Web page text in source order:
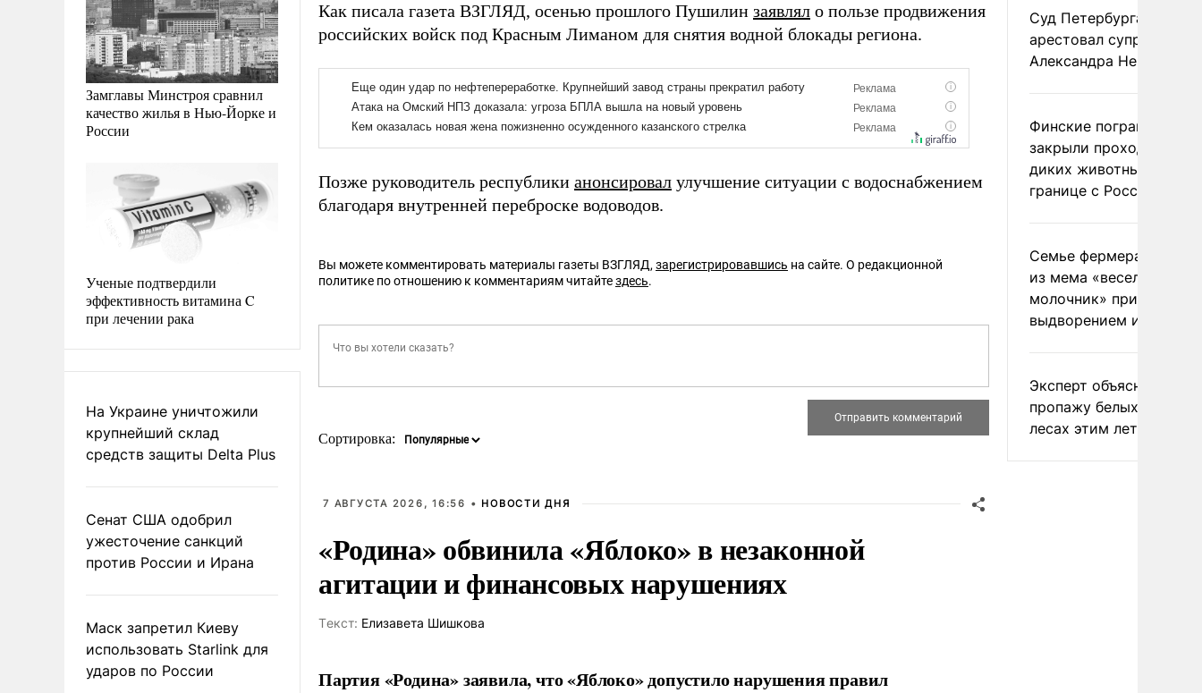
Замглавы Минстроя сравнил
качество жилья в Нью-Йорке и
России
Ученые подтвердили
эффективность витамина C
при лечении рака
На Украине уничтожили
крупнейший склад
средств защиты Delta Plus
Сенат США одобрил
ужесточение санкций
против России и Ирана
Маск запретил Киеву
использовать Starlink для
ударов по России
Как писала газета ВЗГЛЯД, осенью прошлого Пушилин заявлял о пользе продвижения
российских войск под Красным Лиманом для снятия водной блокады региона.
Позже руководитель республики анонсировал улучшение ситуации с водоснабжением
благодаря внутренней переброске водоводов.
Вы можете комментировать материалы газеты ВЗГЛЯД, зарегистрировавшись на сайте. О редакционной
политике по отношению к комментариям читайтездесь.
Сортировка:
7 АВГУСТА 2026, 16:56 • НОВОСТИ ДНЯ
«Родина» обвинила «Яблоко» в незаконной
агитации и финансовых нарушениях
Tекст: Елизавета Шишкова
Партия «Родина» заявила, что «Яблоко» допустило нарушения правил
Суд Петербурга заочно
арестовал супругу
Александра Невзорова
Финские пограничники
закрыли проходы для
диких животных на
границе с Россией
Семье фермера
из мема «веселый
молочник» пригрозили
выдворением из
Эксперт объяснил
пропажу белых грибов
лесах этим летом